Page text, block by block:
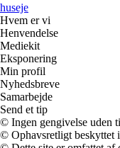
huseje
Hvem er vi
Henvendelse
Mediekit
Eksponering
Min profil
Nyhedsbreve
Samarbejde
Send et tip
© Ingen gengivelse uden
© Ophavsretligt beskyttet